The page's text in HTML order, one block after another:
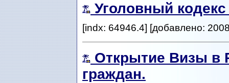
Уголовный
[indx: 64946.4] [добавлено:
Открытие Визы в
граждан.